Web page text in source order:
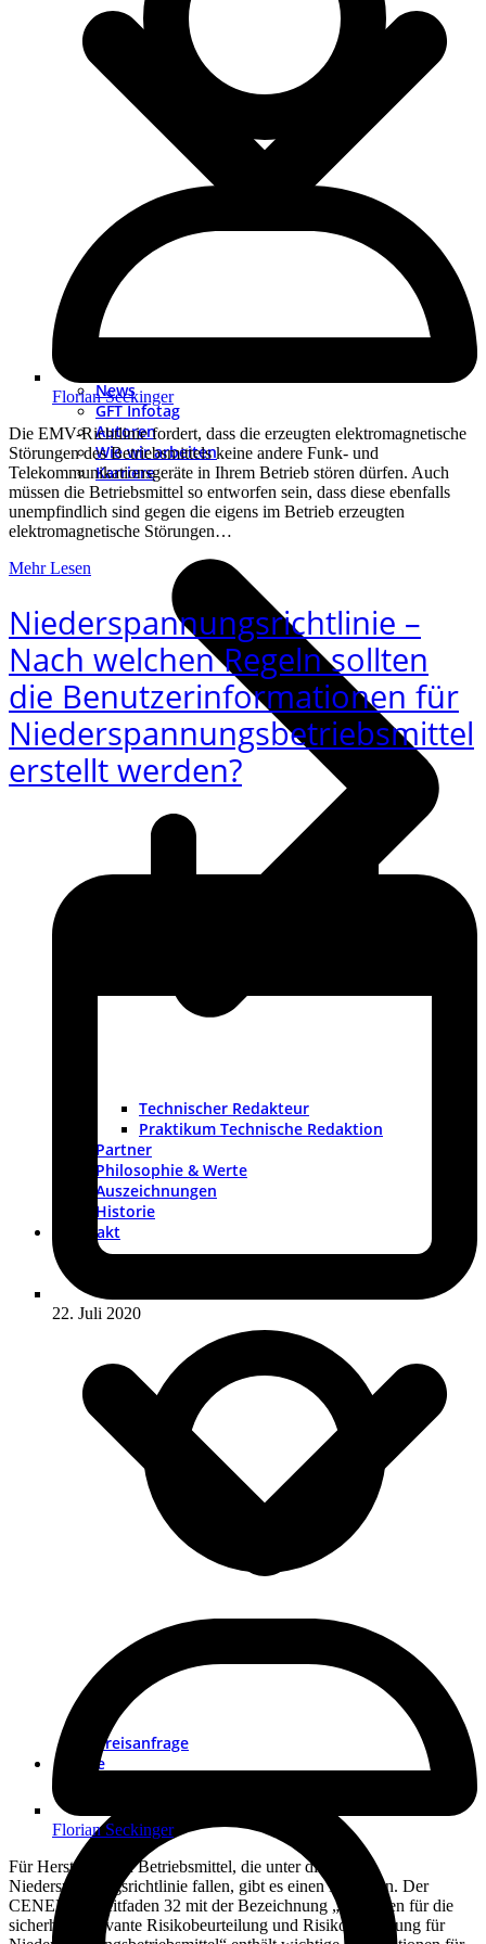
News
GFT Infotag
Autoren
Wie wir arbeiten
Karriere
Technischer Redakteur
Praktikum Technische Redaktion
Partner
Philosophie & Werte
Auszeichnungen
Historie
Kontakt
Preisanfrage
Suche
Florian Seckinger
Die EMV-Richtlinie fordert, dass die erzeugten elektromagnetische
Störungen des Betriebsmittels keine andere Funk- und
Telekommunikationsgeräte in Ihrem Betrieb stören dürfen. Auch
müssen die Betriebsmittel so entworfen sein, dass diese ebenfalls
unempfindlich sind gegen die eigens im Betrieb erzeugten
elektromagnetische Störungen…
Mehr Lesen
Niederspannungsrichtlinie –
Nach welchen Regeln sollten
die Benutzerinformationen für
Niederspannungsbetriebsmittel
erstellt werden?
22. Juli 2020
Florian Seckinger
Für Hersteller von Betriebsmittel, die unter die
Niederspannungsrichtlinie fallen, gibt es einen Leitfaden. Der
CENELEC-Leitfaden 32 mit der Bezeichnung „Leitfaden für die
sicherheitsrelevante Risikobeurteilung und Risikominderung für